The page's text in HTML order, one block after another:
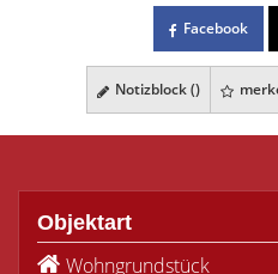
Facebook
Notizblock ()
Objektart
Wohngrundstück